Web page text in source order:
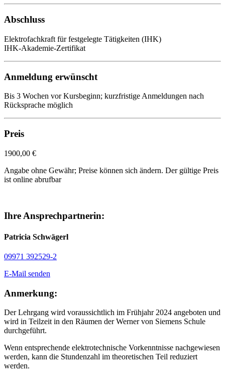
Abschluss
Elektrofachkraft für festgelegte Tätigkeiten (IHK)
IHK-Akademie-Zertifikat
Anmeldung erwünscht
Bis 3 Wochen vor Kursbeginn; kurzfristige Anmeldungen nach
Rücksprache möglich
Preis
1900,00 €
Angabe ohne Gewähr; Preise können sich ändern. Der gültige Preis
ist online abrufbar
Ihre Ansprechpartnerin:
Patricia Schwägerl
09971 392529-2
E-Mail senden
Anmerkung:
Der Lehrgang wird voraussichtlich im Frühjahr 2024 angeboten und
wird in Teilzeit in den Räumen der Werner von Siemens Schule
durchgeführt.
Wenn entsprechende elektrotechnische Vorkenntnisse nachgewiesen
werden, kann die Stundenzahl im theoretischen Teil reduziert
werden.